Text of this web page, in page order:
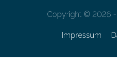
Copyright © 2026 -
Impressum